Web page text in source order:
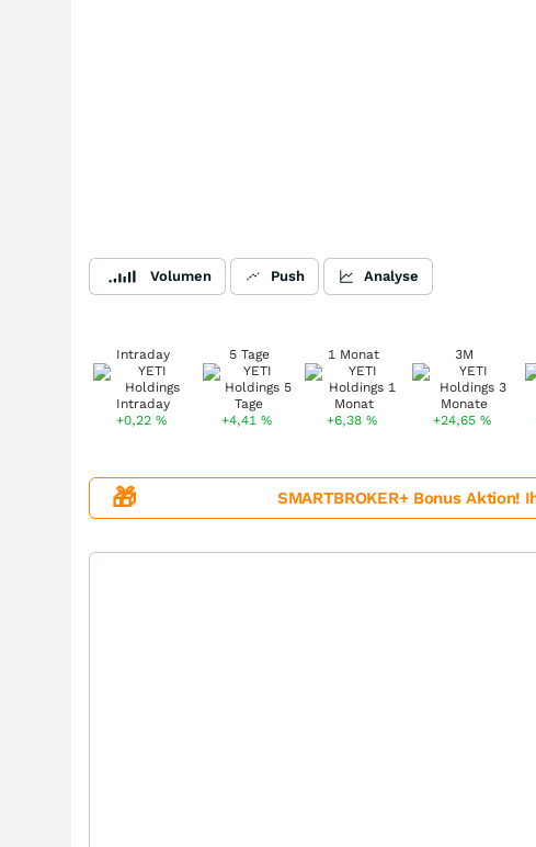
Volumen Push Analyse
Intraday
+0,22 %
5 Tage
+4,41%
1 Monat
+6,38 %
3M
+24,65%
🎁 SMARTBROKER+ Bonus